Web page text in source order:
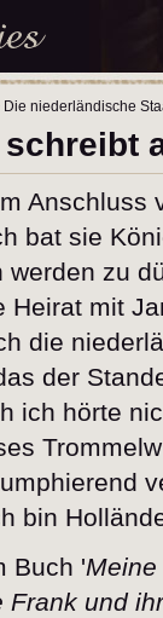
Die niederländische
schreibt
Anschluss
bat sie
werden zu
Heirat mit
die
der
ich hörte
bin
Buch '
Frank und